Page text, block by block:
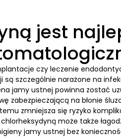
jest
czy leczenie
szczególnie narażone na
jamy ustnej powinna zostać
zabezpieczającą na błonie
zmniejsza się ryzyko
może także
jamy ustnej bez